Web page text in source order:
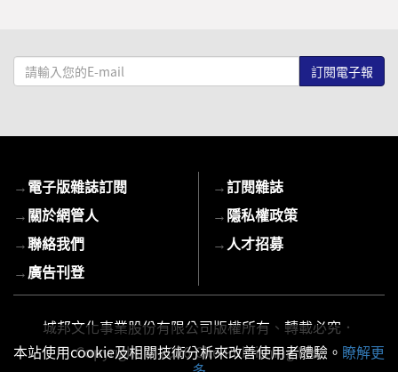
請
輸
mail
→電子版雜誌訂閱
→關於網管人
→聯絡我們
→廣告刊登
→訂閱雜誌
→隱私權政策
→ 人才招募
城邦文化事業股份有限公司版權所有、轉載必究．
Copyright © 2026 Cite Publishing Ltd.
本站使用cookie及相關技術分析來改善使用者體驗。 瞭解更